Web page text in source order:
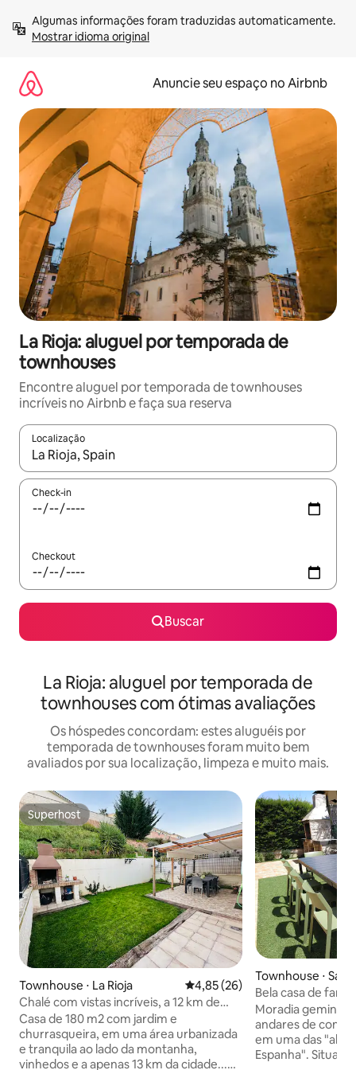
para
Mostrar idioma original
Anuncie seu espaço no Airbnb
La Rioja: aluguel por temporada de
townhouses
Encontre aluguel por temporada de townhouses
incríveis no Airbnb e faça sua reserva
Localização
Quando os resultados estiverem disponíveis, explore-os
Check-in
Checkout
Buscar
La Rioja: aluguel por temporada de
townhouses com ótimas avaliações
Os hóspedes concordam: estes aluguéis por
temporada de townhouses foram muito bem
avaliados por sua localização, limpeza e muito mais.
Superhost
Superhost
Townhouse ⋅ La Rioja 4,85 de uma avaliação média
4,85 (26)
Chalé com vistas incríveis, a 12 km de
Logroño
Casa de 180 m2 com jardim e
churrasqueira, em uma área urbanizada
e tranquila ao lado da montanha,
vinhedos e a apenas 13 km da cidade...
Townhouse ⋅
Bela casa de
encantadora
Moradia
andares de
em uma das
Espanha".